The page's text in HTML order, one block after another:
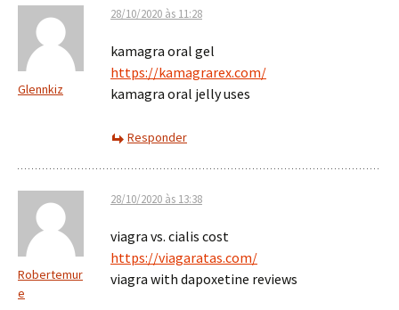
Glennkiz
28/10/2020 às 11:28
kamagra oral gel
https://kamagrarex.com/
kamagra oral jelly uses
Responder
Robertemur
e
28/10/2020 às 13:38
viagra vs. cialis cost
https://viagaratas.com/
viagra with dapoxetine reviews